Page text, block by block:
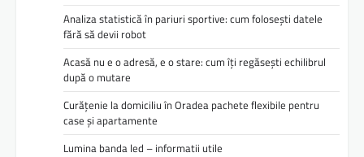
Analiza statistică în pariuri sportive: cum folosești datele
fără să devii robot
Acasă nu e o adresă, e o stare: cum îți regăsești echilibrul
după o mutare
Curățenie la domiciliu în Oradea pachete flexibile pentru
case și apartamente
Lumina banda led – informatii utile